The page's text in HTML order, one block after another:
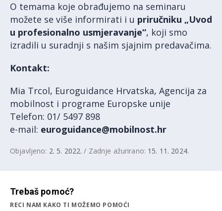
O temama koje obrađujemo na seminaru
možete se više informirati i u priručniku „Uvod
u profesionalno usmjeravanje“, koji smo
izradili u suradnji s našim sjajnim predavačima.
Kontakt:
Mia Trcol, Euroguidance Hrvatska, Agencija za
mobilnost i programe Europske unije
Telefon: 01/ 5497 898
e-mail: euroguidance@mobilnost.hr
Objavljeno: 2. 5. 2022. / Zadnje ažurirano: 15. 11. 2024.
Trebaš pomoć?
RECI NAM KAKO TI MOŽEMO POMOĆI